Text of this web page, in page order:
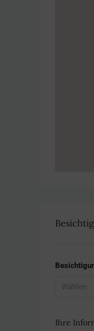
Wählen
Ihre